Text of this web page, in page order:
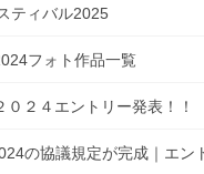
ティバル2025
フォト作品一覧
２４エントリー発表！！
の協議規定が完成｜エ